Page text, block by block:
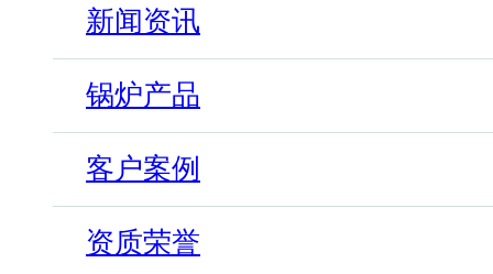
新闻资讯
锅炉产品
客户案例
资质荣誉